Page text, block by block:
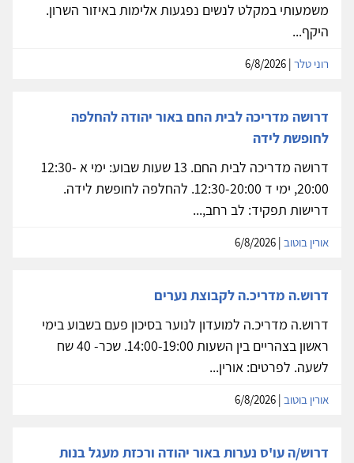
משמעותי במקלט לנשים נפגעות אלימות באיזור השרון.
היקף...
רוני טלר
דרושה מדריכה לבית החם באור יהודה להחלפה
לחופשת לידה
דרושה מדריכה לבית החם. 13 שעות שבוע: ימי א 12:30-
20:00, ימי ד 12:30-20:00. להחלפה לחופשת לידה.
דרישות תפקיד: לב רחב,...
אורין בוטוב
דרוש.ה מדריכ.ה לקבוצת נערים
דרוש.ה מדריכ.ה למועדון לנוער בסיכון פעם בשבוע בימי
ראשון בצהריים בין השעות 14:00-19:00. שכר- 40 שח
לשעה. לפרטים: אורין...
אורין בוטוב
דרוש/ה עו'ס נערות באור יהודה ורכזת מעגל בנות